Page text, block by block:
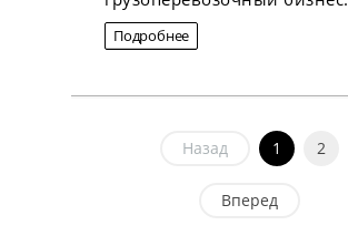
Подробнее
Назад 1 2
Вперед